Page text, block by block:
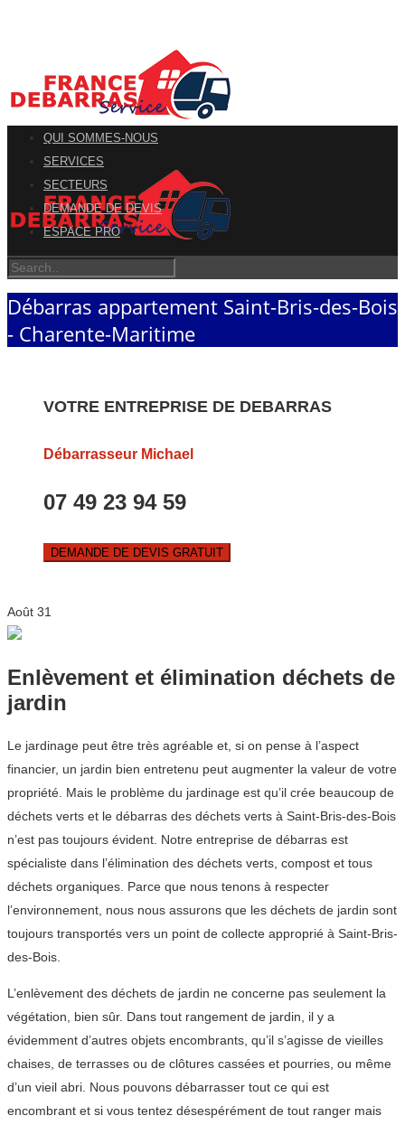
QUI SOMMES-NOUS
SERVICES
SECTEURS
DEMANDE DE DEVIS
ESPACE PRO
Débarras appartement Saint-Bris-des-Bois
- Charente-Maritime
VOTRE ENTREPRISE DE DEBARRAS
Débarrasseur Michael
07 49 23 94 59
DEMANDE DE DEVIS GRATUIT
Août 31
Enlèvement et élimination déchets de
jardin
Le jardinage peut être très agréable et, si on pense à l’aspect
financier, un jardin bien entretenu peut augmenter la valeur de votre
propriété. Mais le problème du jardinage est qu’il crée beaucoup de
déchets verts et le débarras des déchets verts à Saint-Bris-des-Bois
n’est pas toujours évident. Notre entreprise de débarras est
spécialiste dans l’élimination des déchets verts, compost et tous
déchets organiques. Parce que nous tenons à respecter
l’environnement, nous nous assurons que les déchets de jardin sont
toujours transportés vers un point de collecte approprié à Saint-Bris-
des-Bois.
L’enlèvement des déchets de jardin ne concerne pas seulement la
végétation, bien sûr. Dans tout rangement de jardin, il y a
évidemment d’autres objets encombrants, qu’il s’agisse de vieilles
chaises, de terrasses ou de clôtures cassées et pourries, ou même
d’un vieil abri. Nous pouvons débarrasser tout ce qui est
encombrant et si vous tentez désespérément de tout ranger mais